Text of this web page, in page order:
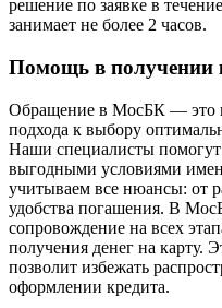
решение по заявке в
занимает не более 2 часов.
Помощь в получении
Обращение в МосБК — это
подхода к выбору
Наши специалисты помогут
выгодными условиями
учитываем все нюансы: от
удобства погашения. В
сопровождение на всех
получения денег на карту.
позволит избежать
оформлении кредита.